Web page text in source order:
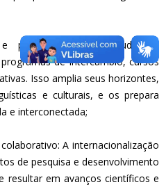
profissional dos estudantes:
de intercâmbio, cursos
Isso amplia seus horizontes,
e culturais, e os prepara
e interconectada;
A internacionalização
de pesquisa e desenvolvimento
resultar em avanços científicos e